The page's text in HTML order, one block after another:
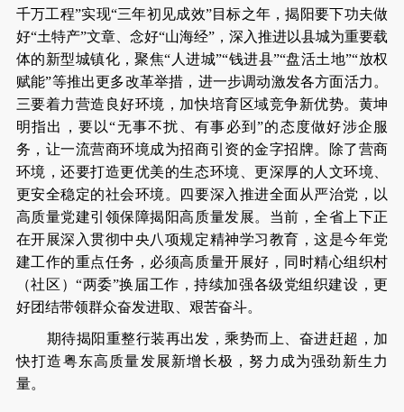
千万工程”实现“三年初见成效”目标之年，揭阳要下功夫做
好“土特产”文章、念好“山海经”，深入推进以县城为重要载
体的新型城镇化，聚焦“人进城”“钱进县”“盘活土地”“放权
赋能”等推出更多改革举措，进一步调动激发各方面活力。
三要着力营造良好环境，加快培育区域竞争新优势。黄坤
明指出，要以“无事不扰、有事必到”的态度做好涉企服
务，让一流营商环境成为招商引资的金字招牌。除了营商
环境，还要打造更优美的生态环境、更深厚的人文环境、
更安全稳定的社会环境。四要深入推进全面从严治党，以
高质量党建引领保障揭阳高质量发展。当前，全省上下正
在开展深入贯彻中央八项规定精神学习教育，这是今年党
建工作的重点任务，必须高质量开展好，同时精心组织村
（社区）“两委”换届工作，持续加强各级党组织建设，更
好团结带领群众奋发进取、艰苦奋斗。
期待揭阳重整行装再出发，乘势而上、奋进赶超，加
快打造粤东高质量发展新增长极，努力成为强劲新生力
量。